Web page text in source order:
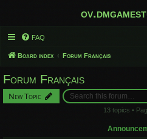
FAQ
Board index Forum Français
Forum Français
New Topic
13 topics •